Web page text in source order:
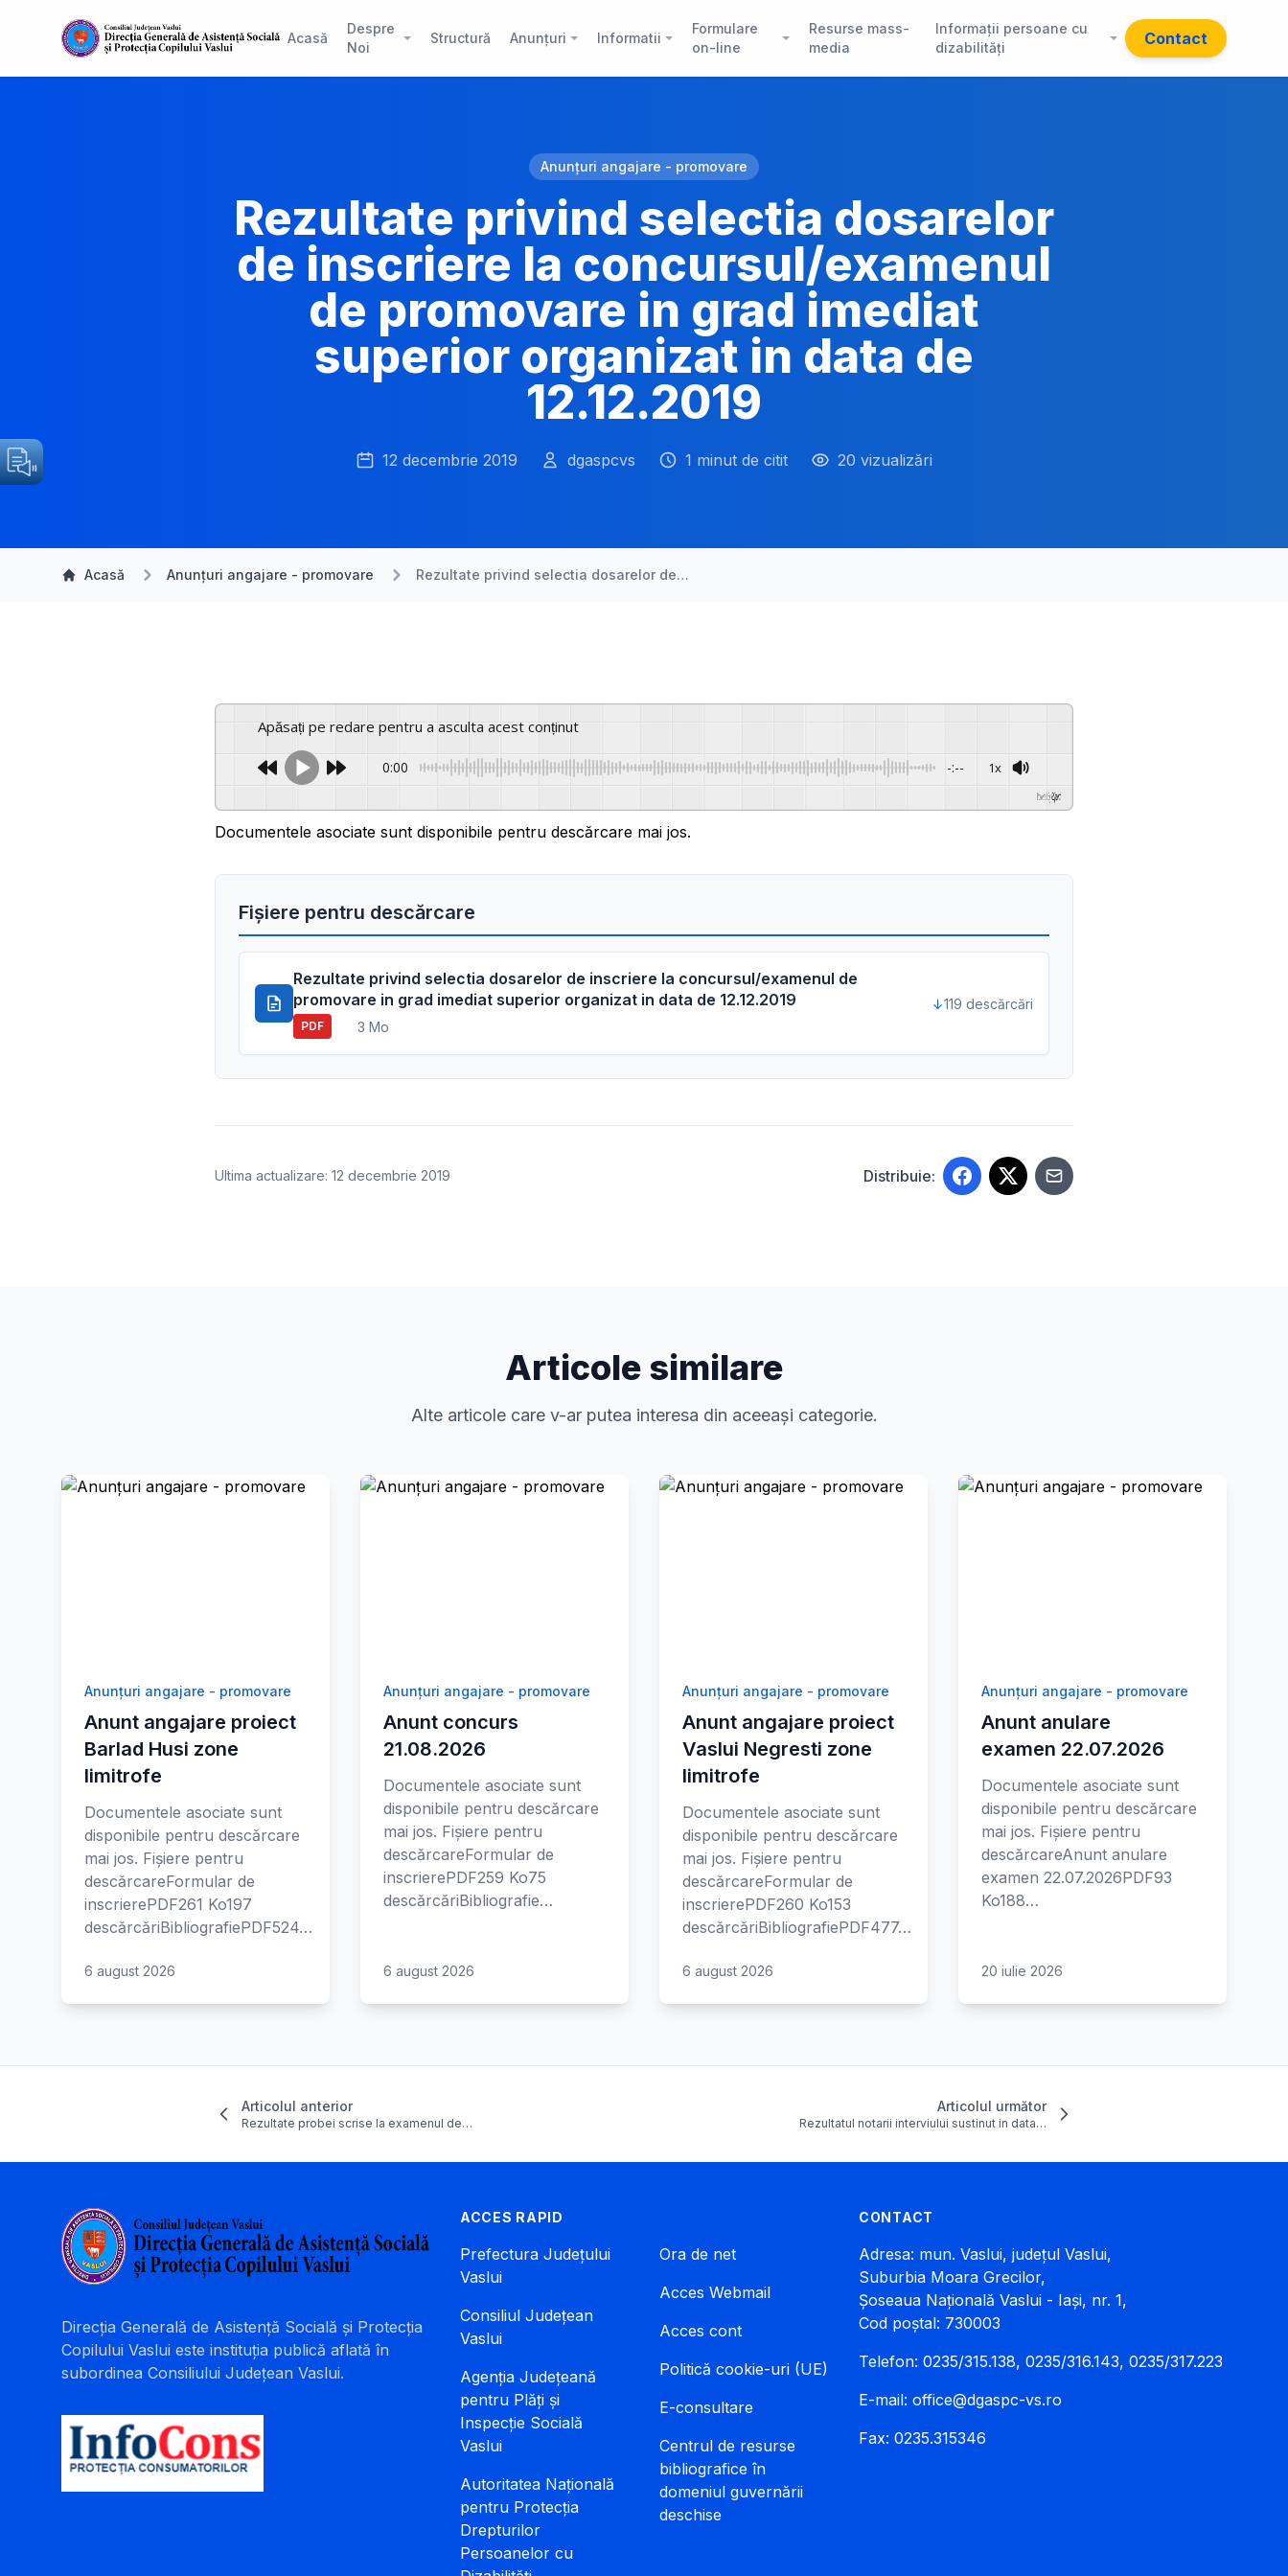
Acasă
Despre
Noi
Structură Anunțuri Informatii
Formulare
on-line
Resurse mass-
media
Informații persoane cu
dizabilități
Contact
Anunțuri angajare - promovare
Rezultate privind selectia dosarelor
de inscriere la concursul/examenul
de promovare in grad imediat
superior organizat in data de
12.12.2019
12 decembrie 2019 dgaspcvs 1 minut de citit 20 vizualizări
Acasă Anunțuri angajare - promovare Rezultate privind selectia dosarelor de…
Apăsați pe redare pentru a asculta acest conținut
0:00 -:-- 1x
GSpeech
Documentele asociate sunt disponibile pentru descărcare mai jos.
Fișiere pentru descărcare
Rezultate privind selectia dosarelor de inscriere la concursul/examenul de
promovare in grad imediat superior organizat in data de 12.12.2019
PDF 3 Mo
119 descărcări
Ultima actualizare: 12 decembrie 2019 Distribuie:
Articole similare
Alte articole care v-ar putea interesa din aceeași categorie.
Anunțuri angajare - promovare
Anunt angajare proiect
Barlad Husi zone
limitrofe
Documentele asociate sunt
disponibile pentru descărcare
mai jos. Fișiere pentru
descărcareFormular de
inscrierePDF261 Ko197
descărcăriBibliografiePDF524…
6 august 2026
Anunțuri angajare - promovare
Anunt concurs
21.08.2026
Documentele asociate sunt
disponibile pentru descărcare
mai jos. Fișiere pentru
descărcareFormular de
inscrierePDF259 Ko75
descărcăriBibliografie…
6 august 2026
Anunțuri angajare - promovare
Anunt angajare proiect
Vaslui Negresti zone
limitrofe
Documentele asociate sunt
disponibile pentru descărcare
mai jos. Fișiere pentru
descărcareFormular de
inscrierePDF260 Ko153
descărcăriBibliografiePDF477…
6 august 2026
Anunțuri angajare - promovare
Anunt anulare
examen 22.07.2026
Documentele asociate sunt
disponibile pentru descărcare
mai jos. Fișiere pentru
descărcareAnunt anulare
examen 22.07.2026PDF93
Ko188…
20 iulie 2026
Articolul anterior
Rezultate probei scrise la examenul de…
Articolul următor
Rezultatul notarii interviului sustinut in data…
Direcția Generală de Asistență Socială și Protecția
Copilului Vaslui este instituția publică aflată în
subordinea Consiliului Județean Vaslui.
ACCES RAPID
Prefectura Județului
Vaslui
Consiliul Județean
Vaslui
Agenția Județeană
pentru Plăți și
Inspecție Socială
Vaslui
Autoritatea Națională
pentru Protecția
Drepturilor
Persoanelor cu
Ora de net
Acces Webmail
Acces cont
Politică cookie-uri (UE)
E-consultare
Centrul de resurse
bibliografice în
domeniul guvernării
deschise
CONTACT
Adresa: mun. Vaslui, județul Vaslui,
Suburbia Moara Grecilor,
Șoseaua Națională Vaslui - Iași, nr. 1,
Cod poștal: 730003
Telefon: 0235/315.138, 0235/316.143, 0235/317.223
E-mail: office@dgaspc-vs.ro
Fax: 0235.315346